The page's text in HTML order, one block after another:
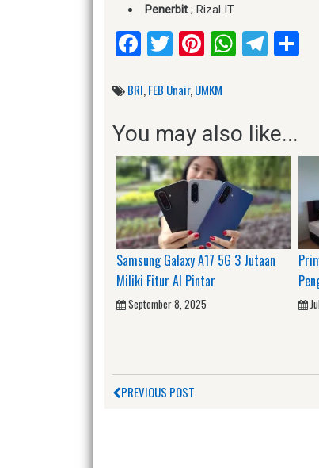
Penerbit; Rizal IT
Facebook
Twitter
Pinterest
BRI,FEB Unair,UMKM
You may also like...
Samsung Galaxy A17 5G 3 Jutaan
Miliki Fitur AI Pintar
September 8, 2025
PREVIOUS POST